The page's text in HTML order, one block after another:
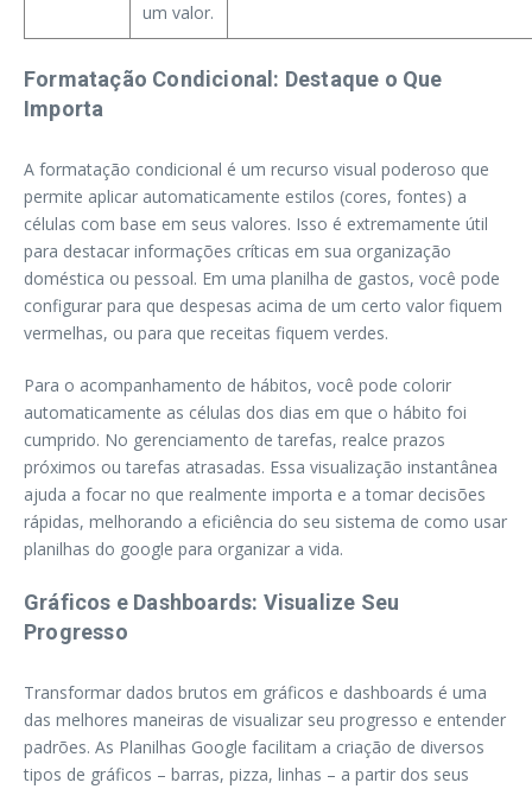
um valor.
Formatação Condicional: Destaque o Que
Importa
A formatação condicional é um recurso visual poderoso que
permite aplicar automaticamente estilos (cores, fontes) a
células com base em seus valores. Isso é extremamente útil
para destacar informações críticas em sua organização
doméstica ou pessoal. Em uma planilha de gastos, você pode
configurar para que despesas acima de um certo valor fiquem
vermelhas, ou para que receitas fiquem verdes.
Para o acompanhamento de hábitos, você pode colorir
automaticamente as células dos dias em que o hábito foi
cumprido. No gerenciamento de tarefas, realce prazos
próximos ou tarefas atrasadas. Essa visualização instantânea
ajuda a focar no que realmente importa e a tomar decisões
rápidas, melhorando a eficiência do seu sistema de como usar
planilhas do google para organizar a vida.
Gráficos e Dashboards: Visualize Seu
Progresso
Transformar dados brutos em gráficos e dashboards é uma
das melhores maneiras de visualizar seu progresso e entender
padrões. As Planilhas Google facilitam a criação de diversos
tipos de gráficos – barras, pizza, linhas – a partir dos seus